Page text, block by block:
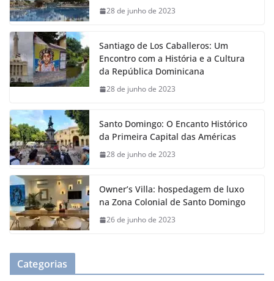
28 de junho de 2023
Santiago de Los Caballeros: Um
Encontro com a História e a Cultura
da República Dominicana
28 de junho de 2023
Santo Domingo: O Encanto Histórico
da Primeira Capital das Américas
28 de junho de 2023
Owner’s Villa: hospedagem de luxo
na Zona Colonial de Santo Domingo
26 de junho de 2023
Categorias